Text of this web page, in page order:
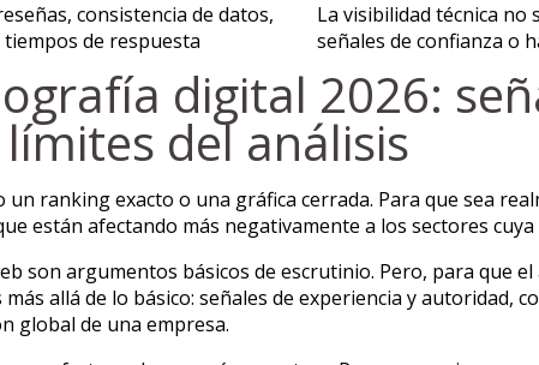
consistencia de datos,
de respuesta
La visibilidad técnica no
señales de confianza o
digital 2026:
límites del análisis
ranking exacto o una gráfica cerrada. Para que sea
están afectando más negativamente a los sectores
son argumentos básicos de escrutinio. Pero, para que
allá de lo básico: señales de experiencia y autoridad,
global de una empresa.